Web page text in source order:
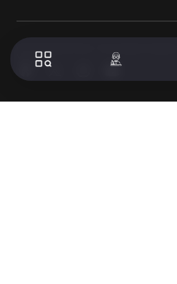
© 2024 WorldTurk. Tüm Hakları
Volion's